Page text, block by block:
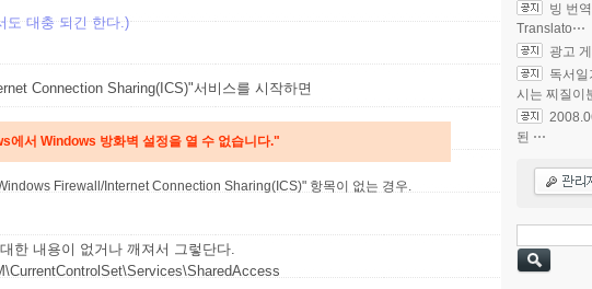
도 대충 되긴 한다.)
Connection Sharing(ICS)"서비스를 시작하면
에서 Windows 방화벽 설정을 열 수 없습니다."
Firewall/Internet Connection Sharing(ICS)" 항목이 없는 경우.
한 내용이 없거나 깨져서 그렇단다.
빙 번
Translato⋯
광고
독서일
시는 찌질이
된 ⋯